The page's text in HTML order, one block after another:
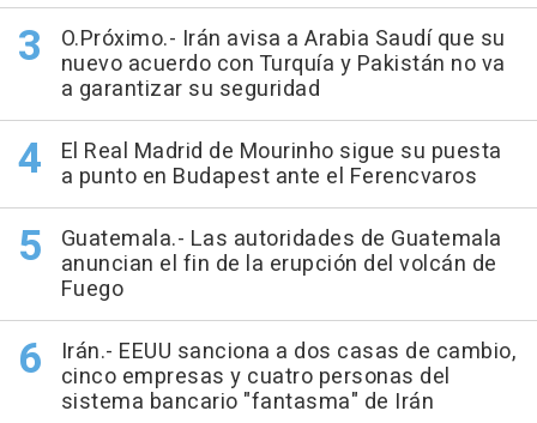
O.Próximo.- Irán avisa a Arabia Saudí que su
nuevo acuerdo con Turquía y Pakistán no va
a garantizar su seguridad
El Real Madrid de Mourinho sigue su puesta
a punto en Budapest ante el Ferencvaros
Guatemala.- Las autoridades de Guatemala
anuncian el fin de la erupción del volcán de
Fuego
Irán.- EEUU sanciona a dos casas de cambio,
cinco empresas y cuatro personas del
sistema bancario "fantasma" de Irán